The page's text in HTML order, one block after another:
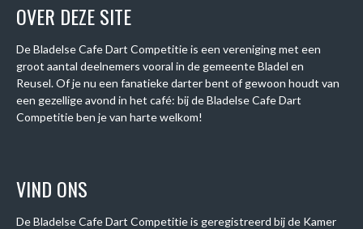
OVER DEZE SITE
De Bladelse Cafe Dart Competitie is een vereniging met een
groot aantal deelnemers vooral in de gemeente Bladel en
Reusel. Of je nu een fanatieke darter bent of gewoon houdt van
een gezellige avond in het café: bij de Bladelse Cafe Dart
Competitie ben je van harte welkom!
VIND ONS
De Bladelse Cafe Dart Competitie is geregistreerd bij de Kamer